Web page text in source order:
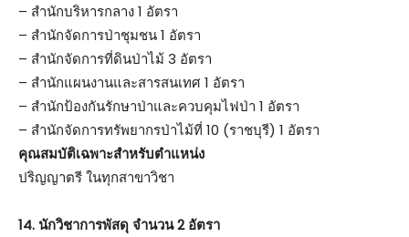
– สำนักบริหารกลาง 1 อัตรา
– สำนักจัดการป่าชุมชน 1 อัตรา
– สำนักจัดการที่ดินป่าไม้ 3 อัตรา
– สำนักแผนงานและสารสนเทศ 1 อัตรา
– สำนักป้องกันรักษาป่าและควบคุมไฟป่า 1 อัตรา
– สำนักจัดการทรัพยากรป่าไม้ที่ 10 (ราชบุรี) 1 อัตรา
คุณสมบัติเฉพาะสำหรับตำแหน่ง
ปริญญาตรี ในทุกสาขาวิชา
14. นักวิชาการพัสดุ จำนวน 2 อัตรา